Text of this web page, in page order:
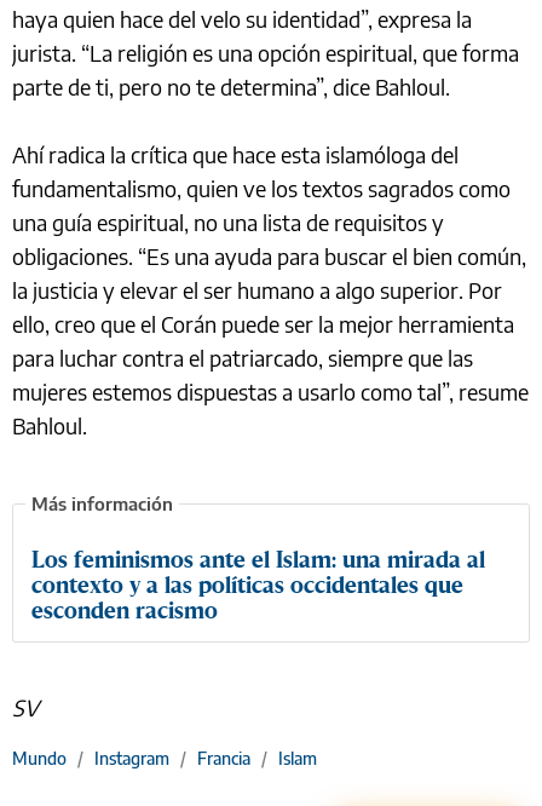
haya quien hace del velo su identidad”, expresa la
jurista. “La religión es una opción espiritual, que forma
parte de ti, pero no te determina”, dice Bahloul.
Ahí radica la crítica que hace esta islamóloga del
fundamentalismo, quien ve los textos sagrados como
una guía espiritual, no una lista de requisitos y
obligaciones. “Es una ayuda para buscar el bien común,
la justicia y elevar el ser humano a algo superior. Por
ello, creo que el Corán puede ser la mejor herramienta
para luchar contra el patriarcado, siempre que las
mujeres estemos dispuestas a usarlo como tal”, resume
Bahloul.
Los feminismos ante el Islam: una mirada al
contexto y a las políticas occidentales que
esconden racismo
SV
Mundo / Instagram / Francia / Islam